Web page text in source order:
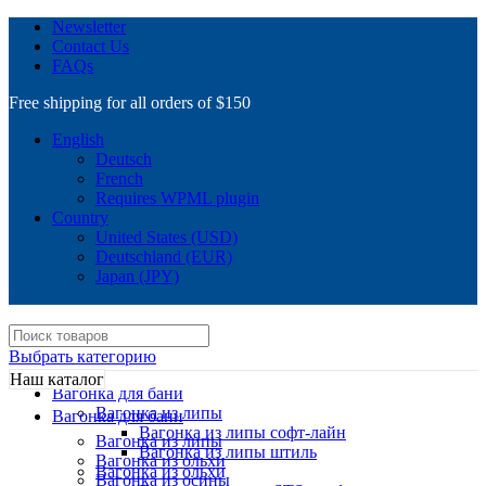
Newsletter
Contact Us
FAQs
Free shipping for all orders of $150
English
Deutsch
French
Requires WPML plugin
Country
United States (USD)
Deutschland (EUR)
Japan (JPY)
Выбрать категорию
Вагонка для бани
Вагонка из липы
Вагонка из липы софт-лайн
Вагонка из липы штиль
Вагонка из ольхи
Наш каталог
Вагонка для бани
Вагонка из липы
Вагонка из ольхи
Вагонка из осины